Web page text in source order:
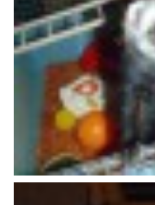
O FRETCE
O FRETCE
PÉČE O FRETKU
CHCI SI POŘÍDIT FRETKU